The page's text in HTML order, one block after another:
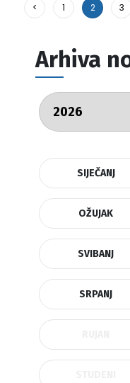
< 1 2 3
Arhiva
SIJEČANJ
OŽUJAK
SVIBANJ
SRPANJ